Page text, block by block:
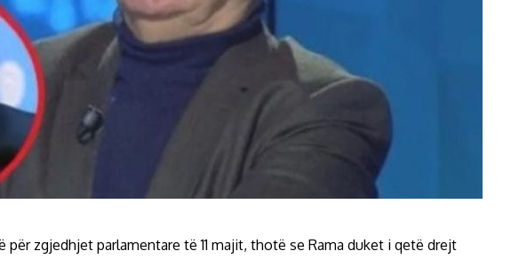
për zgjedhjet parlamentare të 11 majit, thotë se Rama duket i qetë drejt